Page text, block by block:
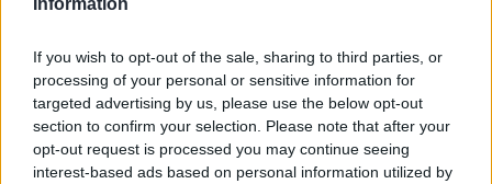
If you wish to opt-out of the sale, sharing to third parties, or
processing of your personal or sensitive information for
targeted advertising by us, please use the below opt-out
section to confirm your selection. Please note that after your
opt-out request is processed you may continue seeing
interest-based ads based on personal information utilized by
ich realizacji, ponieważ to właśnie one sprawiają
jest zbyt wiele. To właśnie spełniające się
marzenia dają nam nadzieję i siłę do
przetrwania kolejnego dnia, tygodnia, miesiąca
czy roku. Żyjemy przecież w dużej mierze po to,